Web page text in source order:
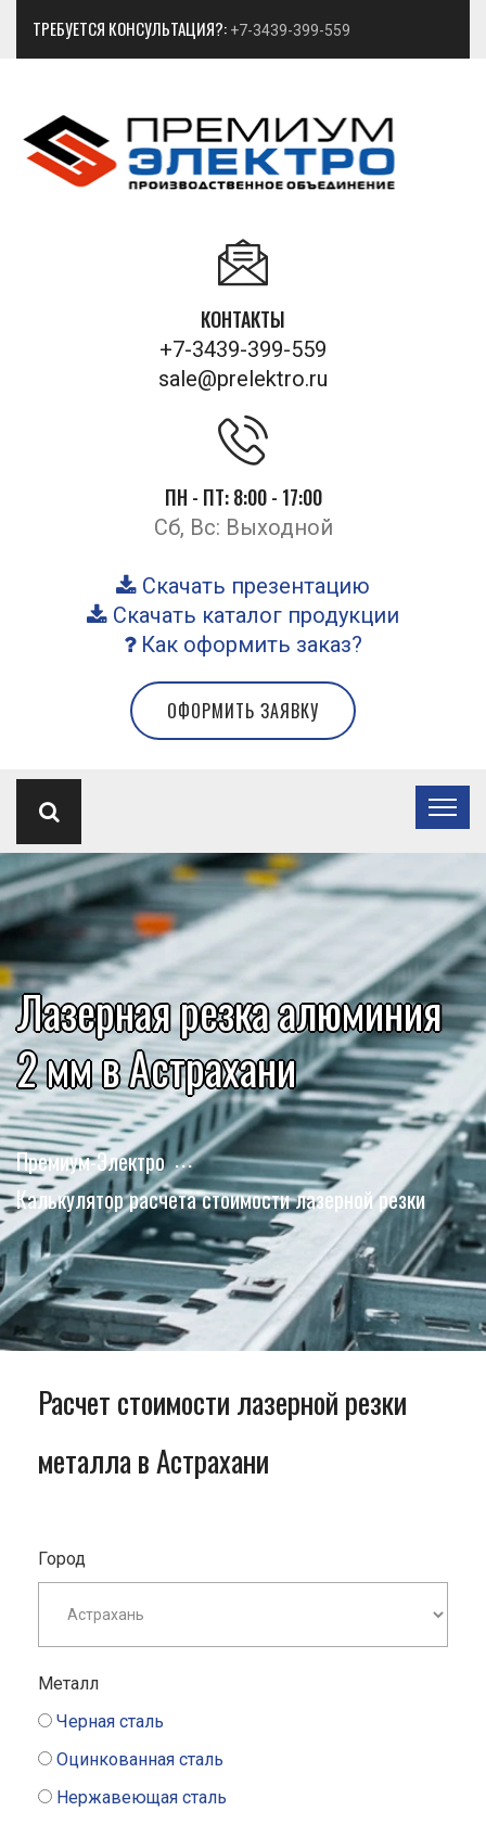
ТРЕБУЕТСЯ КОНСУЛЬТАЦИЯ?: +7-3439-399-559
КОНТАКТЫ
+7-3439-399-559
sale@prelektro.ru
ПН - ПТ: 8:00 - 17:00
Сб, Вс: Выходной
Скачать презентацию
Скачать каталог продукции
Как оформить заказ?
ОФОРМИТЬ ЗАЯВКУ
Лазерная резка алюминия
2 мм в Астрахани
Премиум-Электро
Калькулятор расчета стоимости лазерной резки
Расчет стоимости лазерной резки
металла в Астрахани
Город
Металл
Черная сталь
Оцинкованная сталь
Нержавеющая сталь